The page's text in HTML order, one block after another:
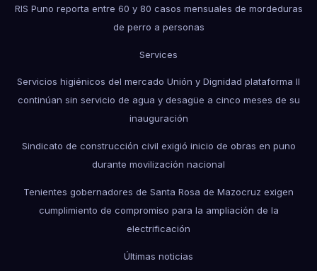
RIS Puno reporta entre 60 y 80 casos mensuales de mordeduras
de perro a personas
Services
Servicios higiénicos del mercado Unión y Dignidad plataforma II
continúan sin servicio de agua y desagüe a cinco meses de su
inauguración
Sindicato de construcción civil exigió inicio de obras en puno
durante movilización nacional
Tenientes gobernadores de Santa Rosa de Mazocruz exigen
cumplimiento de compromiso para la ampliación de la
electrificación
Últimas noticias